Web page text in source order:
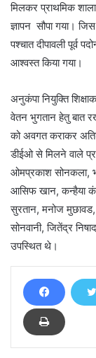
मिलकर प्राथमिक
ज्ञापन सौपा गया।
पश्चात दीपावली पूर्व
आश्वस्त किया गया।
अनुकंपा नियुक्ति
वेतन भुगतान हेतु बात
को अवगत कराकर
डीईओ से मिलने वाले
ओमप्रकाश सोनकला,
आसिफ खान, कन्हैया
सुरतान, मनोज
सोनवानी, जितेंद्र
उपस्थित थे।